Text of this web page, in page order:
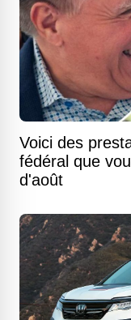
Voici des
fédéral que
d'août